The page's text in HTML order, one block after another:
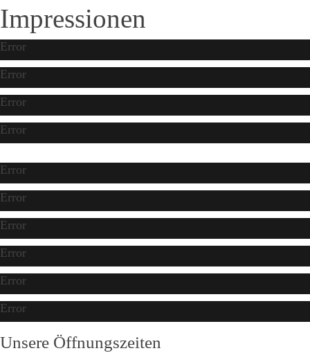
Impressionen
Error
Error
Error
Error
Error
Error
Error
Error
Error
Error
Unsere Öffnungszeiten